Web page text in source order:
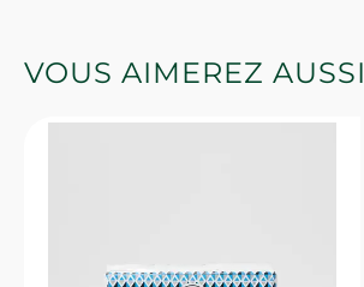
VOUS AIMEREZ AUSSI